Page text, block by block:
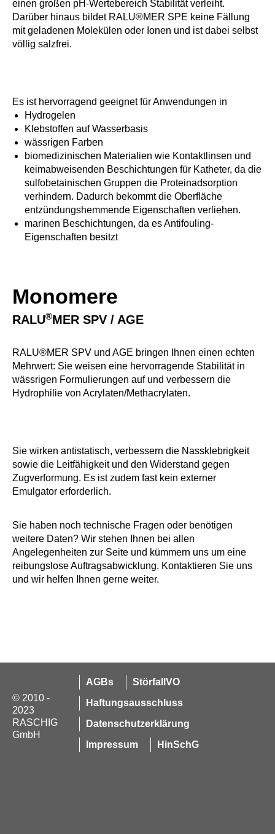
einen großen pH-Wertebereich Stabilität verleiht.
Darüber hinaus bildet RALU®MER SPE keine Fällung
mit geladenen Molekülen oder Ionen und ist dabei selbst
völlig salzfrei.
Es ist hervorragend geeignet für Anwendungen in
Hydrogelen
Klebstoffen auf Wasserbasis
wässrigen Farben
biomedizinischen Materialien wie Kontaktlinsen und
keimabweisenden Beschichtungen für Katheter, da die
sulfobetainischen Gruppen die Proteinadsorption
verhindern. Dadurch bekommt die Oberfläche
entzündungshemmende Eigenschaften verliehen.
marinen Beschichtungen, da es Antifouling-
Eigenschaften besitzt
Monomere
RALU®MER SPV / AGE
RALU®MER SPV und AGE bringen Ihnen einen echten
Mehrwert: Sie weisen eine hervorragende Stabilität in
wässrigen Formulierungen auf und verbessern die
Hydrophilie von Acrylaten/Methacrylaten.
Sie wirken antistatisch, verbessern die Nassklebrigkeit
sowie die Leitfähigkeit und den Widerstand gegen
Zugverformung. Es ist zudem fast kein externer
Emulgator erforderlich.
Sie haben noch technische Fragen oder benötigen
weitere Daten? Wir stehen Ihnen bei allen
Angelegenheiten zur Seite und kümmern uns um eine
reibungslose Auftragsabwicklung. Kontaktieren Sie uns
und wir helfen Ihnen gerne weiter.
© 2010 -
2023
RASCHIG
GmbH
AGBs
StörfallVO
Haftungsausschluss
Datenschutzerklärung
Impressum
HinSchG